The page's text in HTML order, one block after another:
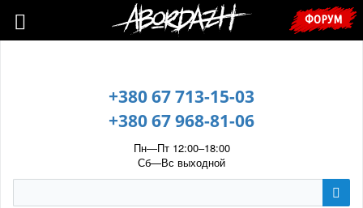
🇺🇦 У зв’язку з воєнним станом, прохання уточнювати ціну та
наявність у менеджера. 🇺🇦
+380 67 713-15-03
+380 67 968-81-06
Пн—Пт 12:00–18:00
Сб—Вс выходной
ФОРУМ